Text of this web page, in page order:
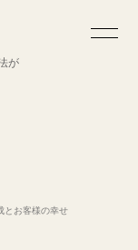
が
お客様の幸せ